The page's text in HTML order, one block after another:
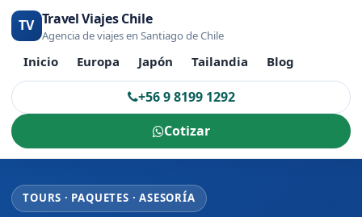
TV Travel Viajes Chile
Agencia de viajes en Santiago de Chile
Inicio Europa Japón Tailandia Blog
+56 9 8199 1292
Cotizar
TOURS · PAQUETES · ASESORÍA